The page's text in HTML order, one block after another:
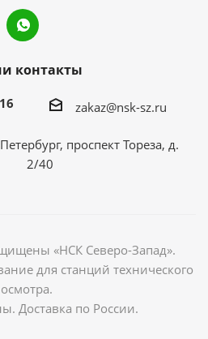
контакты
zakaz@nsk-sz.ru
проспект Тореза, д.
2/40
«НСК Северо-Запад».
для станций технического
осмотра.
Доставка по России.